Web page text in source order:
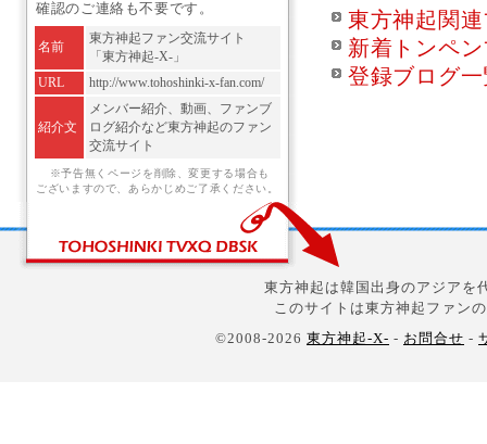
東方神起関
新着トンペ
登録ブログ
確認のご連絡も不要です。
名前
東方神起ファン交流サイト
「東方神起-X-」
URL
http://www.tohoshinki-x-fan.com/
紹介文
メンバー紹介、動画、ファンブ
ログ紹介など東方神起のファン
交流サイト
※予告無くページを削除、変更する場合も
ございますので、あらかじめご了承ください。
東方神起は韓国出身のアジアを
このサイトは東方神起ファン
©2008-2026 東方神起-X- - お問合せ -